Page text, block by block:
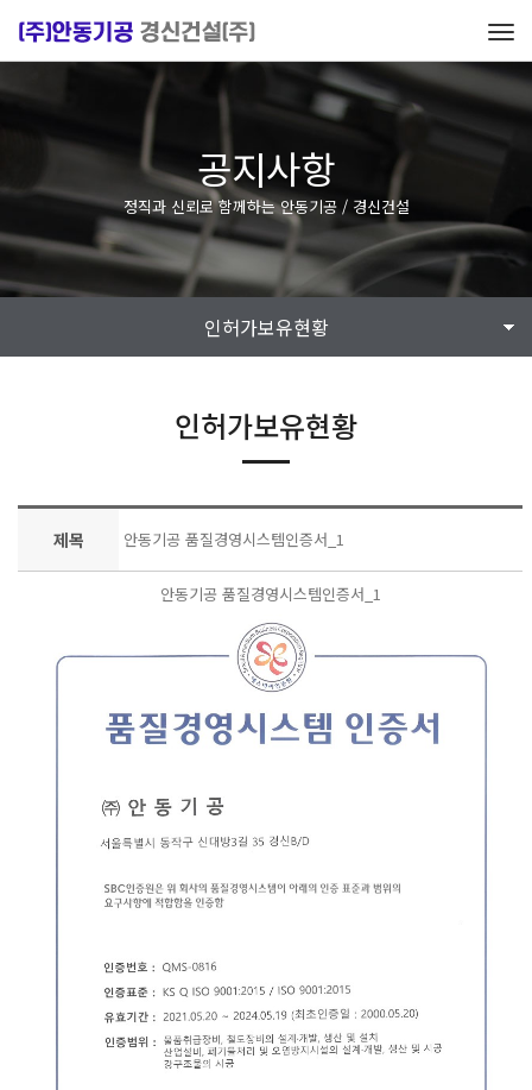
공지사항
정직과 신뢰로 함께하는 안동기공 / 경신건설
인허가보유현황
인허가보유현황
제목 안동기공 품질경영시스템인증서_1
안동기공 품질경영시스템인증서_1